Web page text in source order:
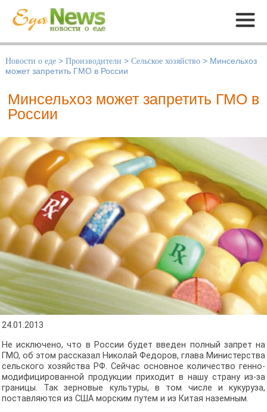
Меню
Новости о еде > Производители > Сельское хозяйство > Минсельхоз
может запретить ГМО в России
Минсельхоз может запретить ГМО в
России
24.01.2013
Не исключено, что в России будет введен полный запрет на
ГМО, об этом рассказал Николай Федоров, глава Министерства
сельского хозяйства РФ. Сейчас основное количество генно-
модифицированной продукции приходит в нашу страну из-за
границы. Так зерновые культуры, в том числе и кукуруза,
поставляются из США морским путем и из Китая наземным.